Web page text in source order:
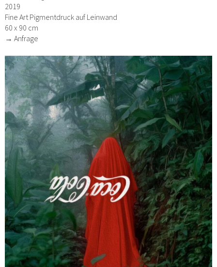
2019
Fine Art Pigmentdruck auf Leinwand
60 x 90 cm
→ Anfrage